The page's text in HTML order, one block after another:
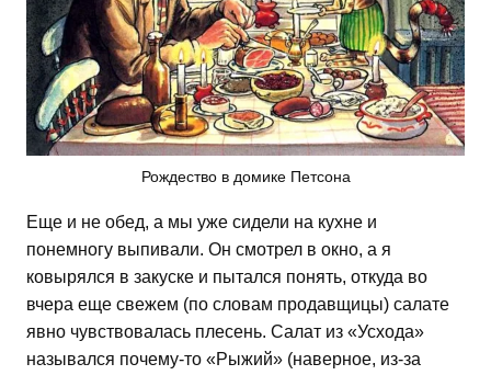
Рождество в домике Петсона
Еще и не обед, а мы уже сидели на кухне и
понемногу выпивали. Он смотрел в окно, а я
ковырялся в закуске и пытался понять, откуда во
вчера еще свежем (по словам продавщицы) салате
явно чувствовалась плесень. Салат из «Усхода»
назывался почему-то «Рыжий» (наверное, из-за